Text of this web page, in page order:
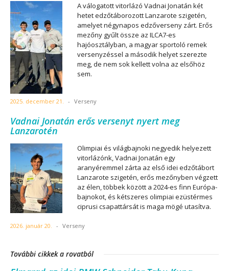
A válogatott vitorlázó Vadnai Jonatán két
hetet edzőtáborozott Lanzarote szigetén,
amelyet négynapos edzőverseny zárt. Erős
mezőny gyűlt össze az ILCA7-es
hajóosztályban, a magyar sportoló remek
versenyzéssel a második helyet szerezte
meg, de nem sok kellett volna az elsőhöz
sem.
2025. december 21. - Verseny
Vadnai Jonatán erős versenyt nyert meg
Lanzarotén
Olimpiai és világbajnoki negyedik helyezett
vitorlázónk, Vadnai Jonatán egy
aranyéremmel zárta az első idei edzőtábort
Lanzarote szigetén, erős mezőnyben végzett
az élen, többek között a 2024-es finn Európa-
bajnokot, és kétszeres olimpiai ezüstérmes
ciprusi csapattársát is maga mögé utasítva.
2026. január 20. - Verseny
További cikkek a rovatból